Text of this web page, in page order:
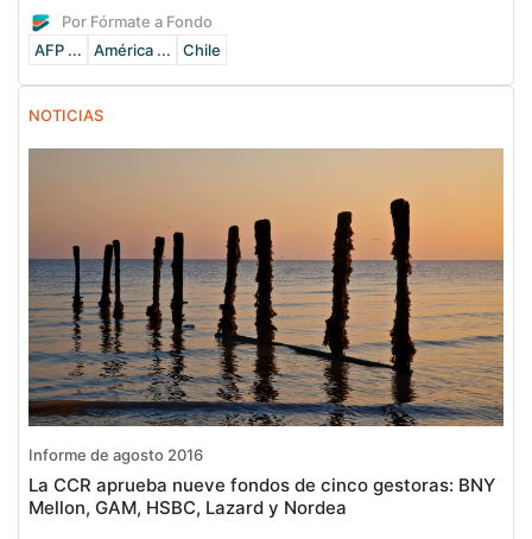
Por Fórmate a Fondo
AFP ...
América ... Chile
NOTICIAS
Informe de agosto 2016
La CCR aprueba nueve fondos de cinco gestoras: BNY
Mellon, GAM, HSBC, Lazard y Nordea